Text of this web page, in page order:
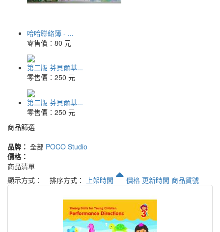
哈哈聯絡簿 - ...
零售價： 80 元
第二版 芬貝爾基...
零售價： 250 元
第二版 芬貝爾基...
零售價： 250 元
商品篩選
品牌： 全部 POCO Studio
價格：
商品清單
顯示方式：
排序方式： 上架時間 價格 更新時間 商品貨號